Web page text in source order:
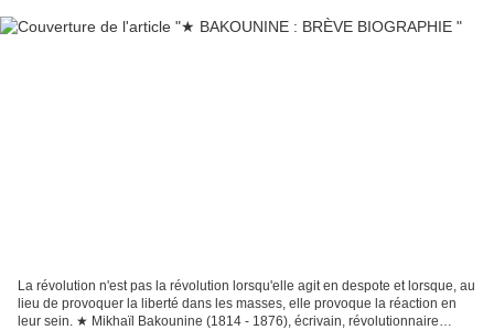
La révolution n'est pas la révolution lorsqu'elle agit en despote et lorsque, au
lieu de provoquer la liberté dans les masses, elle provoque la réaction en
leur sein. ★ Mikhaïl Bakounine (1814 - 1876), écrivain, révolutionnaire